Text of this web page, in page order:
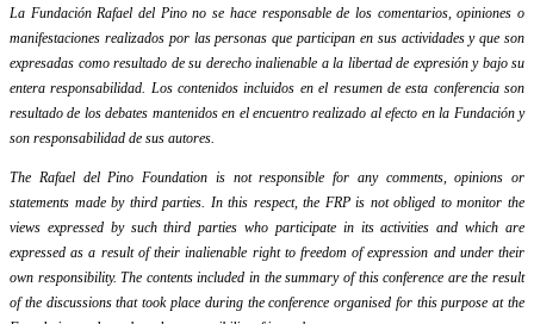
La Fundación Rafael del Pino no se hace responsable de los comentarios, opiniones o
manifestaciones realizados por las personas que participan en sus actividades y que son
expresadas como resultado de su derecho inalienable a la libertad de expresión y bajo su
entera responsabilidad. Los contenidos incluidos en el resumen de esta conferencia son
resultado de los debates mantenidos en el encuentro realizado al efecto en la Fundación y
son responsabilidad de sus autores.
The Rafael del Pino Foundation is not responsible for any comments, opinions or
statements made by third parties. In this respect, the FRP is not obliged to monitor the
views expressed by such third parties who participate in its activities and which are
expressed as a result of their inalienable right to freedom of expression and under their
own responsibility. The contents included in the summary of this conference are the result
of the discussions that took place during the conference organised for this purpose at the